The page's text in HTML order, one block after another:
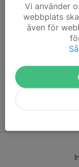
Här hamnar
att kunna börja
/Svenskalag.se
Vi använder
webbplats
även för